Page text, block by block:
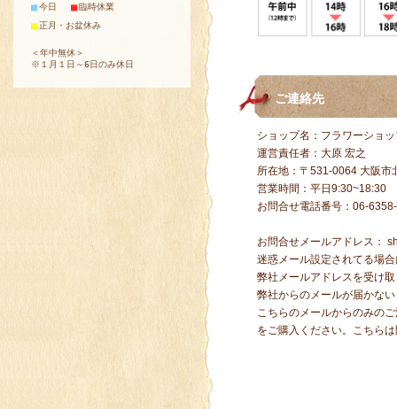
ご連絡先
ショップ名：フラワーショ
運営責任者：大原 宏之
所在地：〒531-0064 大阪
営業時間：平日9:30~18:30
お問合せ電話番号：06-
お問合せメールアドレス：
迷惑メール設定されてる場
弊社メールアドレスを受け
弊社からのメールが届かな
こちらのメールからのみの
をご購入ください。こちら
■今日 ■臨時休業
■正月・お盆休み
＜年中無休＞
※１月１日～6日のみ休日